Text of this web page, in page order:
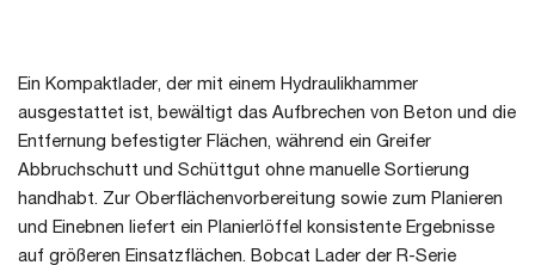
Ein Kompaktlader, der mit einem Hydraulikhammer
ausgestattet ist, bewältigt das Aufbrechen von Beton und die
Entfernung befestigter Flächen, während ein Greifer
Abbruchschutt und Schüttgut ohne manuelle Sortierung
handhabt. Zur Oberflächenvorbereitung sowie zum Planieren
und Einebnen liefert ein Planierlöffel konsistente Ergebnisse
auf größeren Einsatzflächen. Bobcat Lader der R-Serie